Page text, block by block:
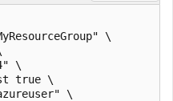
\
\
true \
\